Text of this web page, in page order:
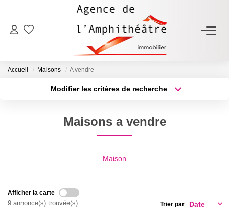
ACHETER
Accueil Maisons A vendre
Modifier les critères de recherche
Maisons a vendre
Maison
Afficher la carte
9 annonce(s) trouvée(s) Trier par